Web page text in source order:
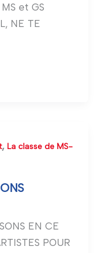
et GS
NE TE
, La classe de MS-
EN CE
POUR